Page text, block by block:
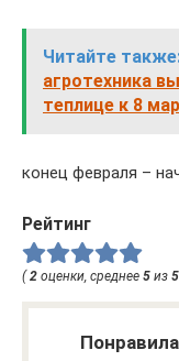
Читайте
агротехника
теплице к 8
конец февраля –
Рейтинг
(2 оценки, среднее 5 из 5